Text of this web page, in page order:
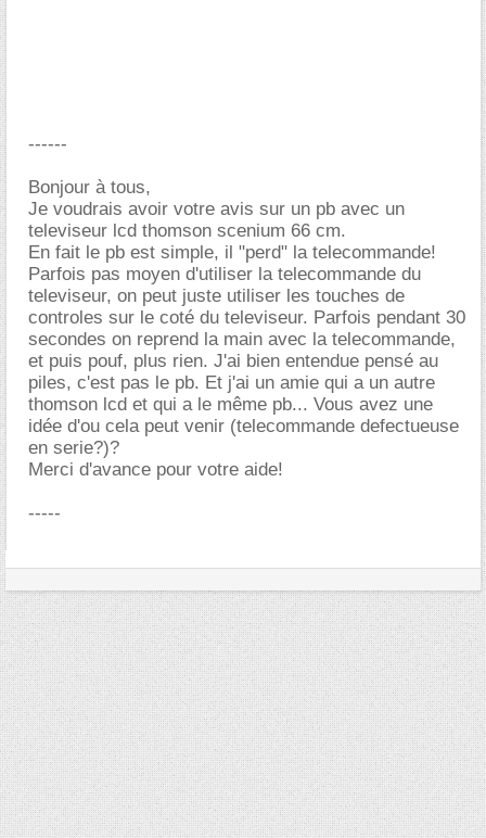
------
Bonjour à tous,
Je voudrais avoir votre avis sur un pb avec un
televiseur lcd thomson scenium 66 cm.
En fait le pb est simple, il "perd" la telecommande!
Parfois pas moyen d'utiliser la telecommande du
televiseur, on peut juste utiliser les touches de
controles sur le coté du televiseur. Parfois pendant 30
secondes on reprend la main avec la telecommande,
et puis pouf, plus rien. J'ai bien entendue pensé au
piles, c'est pas le pb. Et j'ai un amie qui a un autre
thomson lcd et qui a le même pb... Vous avez une
idée d'ou cela peut venir (telecommande defectueuse
en serie?)?
Merci d'avance pour votre aide!
-----